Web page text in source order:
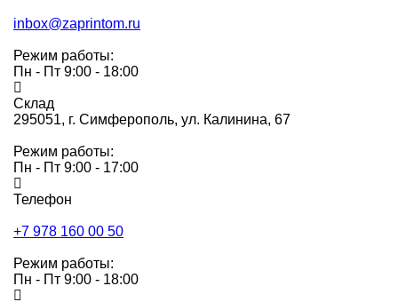
inbox@zaprintom.ru
Режим работы:
Пн - Пт 9:00 - 18:00
Склад
295051, г. Симферополь, ул. Калинина, 67
Режим работы:
Пн - Пт 9:00 - 17:00
Телефон
+7 978 160 00 50
Режим работы:
Пн - Пт 9:00 - 18:00